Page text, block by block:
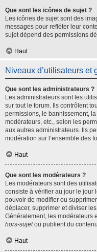
Que sont les icônes de sujet ?
Les icônes de sujet sont des
messages pour refléter leur
sujet dépend des permissions
Haut
Niveaux d’utilisateurs et
Que sont les administrateurs ?
Les administrateurs sont les
sur tout le forum. Ils contrôlent
permissions, le bannissement,
modérateurs, etc., selon les
aux autres administrateurs. Ils
modération sur l’ensemble des
Haut
Que sont les modérateurs ?
Les modérateurs sont des
consiste à vérifier au jour le jour
pouvoir de modifier ou
déplacer, supprimer et diviser
Généralement, les modérateurs
hors-sujetou publient du
Haut